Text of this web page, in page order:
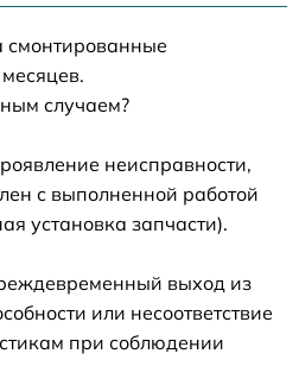
смонтированные
случаем?
неисправности,
с выполненной работой
установка запчасти).
выход из
или несоответствие
при соблюдении